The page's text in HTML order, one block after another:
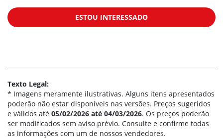
ESTOU INTERESSADO
Texto Legal:
* Imagens meramente ilustrativas. Alguns itens apresentados
poderão não estar disponíveis nas versões. Preços sugeridos
e válidos até 05/02/2026 até 04/03/2026. Os preços poderão
ser modificados sem aviso prévio. Consulte e confirme todas
as informações com um de nossos vendedores.